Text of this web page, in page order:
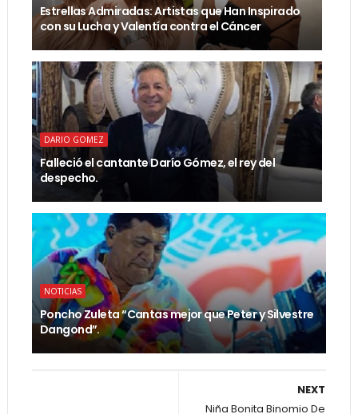
Estrellas Admiradas: Artistas que Han Inspirado
con su Lucha y Valentía contra el Cáncer
DARIO GOMEZ
Falleció el cantante Darío Gómez, el rey del
despecho.
NOTICIAS
Poncho Zuleta “Cantas mejor que Peter y Silvestre
Dangond”.
NEXT
Niña Bonita Binomio De